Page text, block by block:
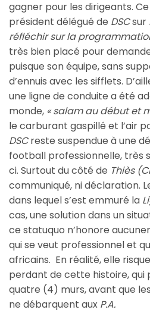
gagner pour les dirigeants.
président délégué de DSCsur
réfléchir sur la
très bien placé pour
puisque son équipe, sans
d’ennuis avec les sifflets.
une ligne de conduite a été
monde, « salam au début et
le carburant gaspillé et l’air
DSCreste suspendue à une
football professionnelle, très
ci. Surtout du côté de Thiès
communiqué, ni déclaration.
dans lequel s’est emmuré la
cas, une solution dans un
ce statuquo n’honore
qui se veut professionnel et
africains. En réalité, elle
perdant de cette histoire, qui
quatre (4) murs, avant que
ne débarquent aux P.A.